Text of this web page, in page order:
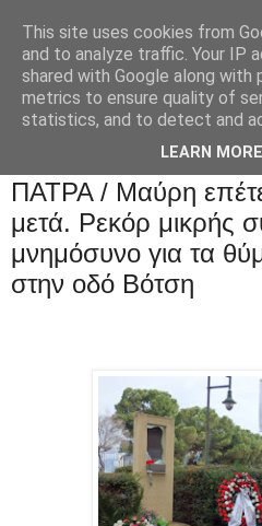
ΠΑΤΡΑ / Μαύρη
μετά. Ρεκόρ μικρής
μνημόσυνο για τα
στην οδό Βότση
This site uses cookies from
and to analyze traffic. Your IP
shared with Google along with
metrics to ensure quality of
statistics, and to detect and
LEARN MORE